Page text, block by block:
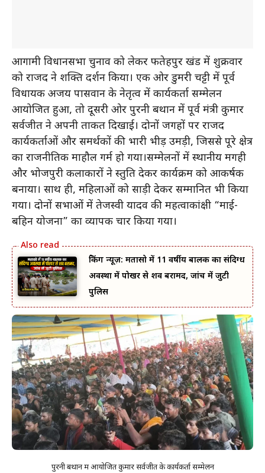
आगामी विधानसभा चुनाव को लेकर फतेहपुर प्रखंड में शुक्रवार
को राजद ने शक्ति प्रदर्शन किया। एक ओर डुमरी चट्टी में पूर्व
विधायक अजय पासवान के नेतृत्व में कार्यकर्ता सम्मेलन
आयोजित हुआ, तो दूसरी ओर पुरनी बथान में पूर्व मंत्री कुमार
सर्वजीत ने अपनी ताकत दिखाई। दोनों जगहों पर राजद
कार्यकर्ताओं और समर्थकों की भारी भीड़ उमड़ी, जिससे पूरे क्षेत्र
का राजनीतिक माहौल गर्म हो गया।सम्मेलनों में स्थानीय मगही
और भोजपुरी कलाकारों ने प्रस्तुति देकर कार्यक्रम को आकर्षक
बनाया। साथ ही, महिलाओं को साड़ी देकर सम्मानित भी किया
गया। दोनों सभाओं में तेजस्वी यादव की महत्वाकांक्षी “माई-
बहिन योजना” का व्यापक प्रचार किया गया।
ब्रेकिंग न्यूज़: मतासो में 11 वर्षीय बालक का संदिग्ध
अवस्था में पोखर से शव बरामद, जांच में जुटी
पुलिस
पुरनी बथान में आयोजित कुमार सर्वजीत के कार्यकर्ता सम्मेलन